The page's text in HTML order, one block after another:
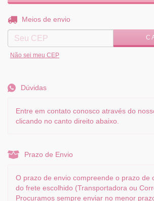
Entregas para o CEP:
Meios de envio
Não sei meu CEP
Dúvidas
Entre em contato conosco através do
clicando no canto direito abaixo.
Prazo de Envio
O prazo de envio compreende o prazo de
do frete escolhido (Transportadora ou
Procuramos sempre enviar no menor